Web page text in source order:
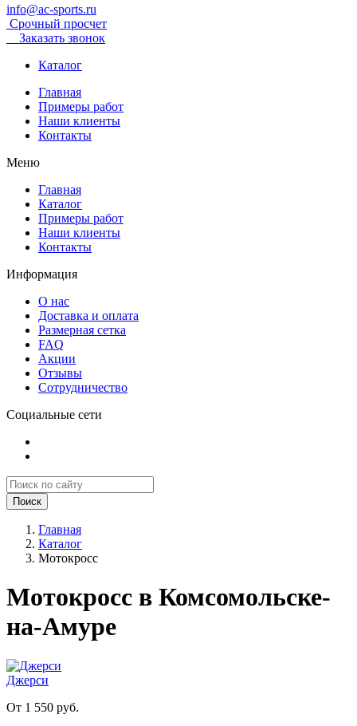
info@ac-sports.ru
Срочный просчет
Заказать звонок
Каталог
Главная
Примеры работ
Наши клиенты
Контакты
Меню
Главная
Каталог
Примеры работ
Наши клиенты
Контакты
Информация
О нас
Доставка и оплата
Размерная сетка
FAQ
Акции
Отзывы
Сотрудничество
Социальные сети
Поиск
Главная
Каталог
Мотокросс
Мотокросс в Комсомольске-
на-Амуре
Джерси
От 1 550 руб.